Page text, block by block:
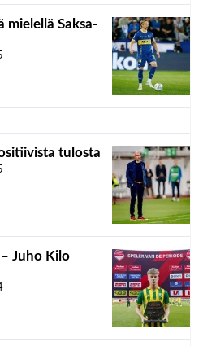
mielellä Saksa-
tulosta
Juho Kilo